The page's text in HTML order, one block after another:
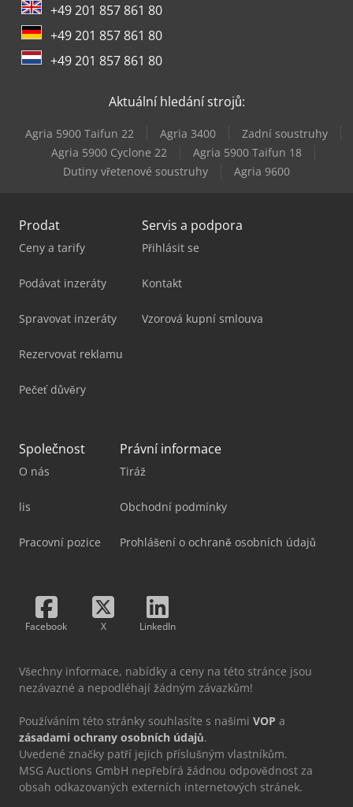
Werner & Pfleiderer Stroje Na Zavěšení
Wurster & Dietz Stroje Na Výrobu Palet
+49 201 857 861 80
+49 201 857 861 80
+49 201 857 861 80
Aktuální hledání strojů:
Agria 5900 Taifun 22 Agria 3400
Zadní soustruhy
Agria 5900 Cyclone 22
Agria 5900 Taifun 18
Dutiny vřetenové soustruhy
Agria 9600
Prodat
Ceny a tarify
Podávat inzeráty
Spravovat inzeráty
Rezervovat reklamu
Pečeť důvěry
Servis a podpora
Přihlásit se
Kontakt
Vzorová kupní smlouva
Společnost
O nás
lis
Pracovní pozice
Právní informace
Tiráž
Obchodní podmínky
Prohlášení o ochraně osobních údajů
Facebook X LinkedIn
Všechny informace, nabídky a ceny na této stránce jsou
nezávazné a nepodléhají žádným závazkům!
Používáním této stránky souhlasíte s našimi VOP a
zásadami ochrany osobních údajů.
Uvedené značky patří jejich příslušným vlastníkům.
MSG Auctions GmbH nepřebírá žádnou odpovědnost za
obsah odkazovaných externích internetových stránek.